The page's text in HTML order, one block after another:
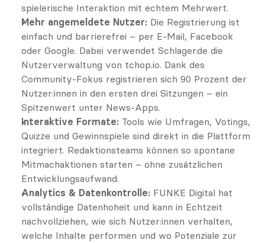
spielerische Interaktion mit echtem Mehrwert.
Mehr angemeldete Nutzer: Die Registrierung ist
einfach und barrierefrei – per E-Mail, Facebook
oder Google. Dabei verwendet Schlager.de die
Nutzerverwaltung von tchop.io. Dank des
Community-Fokus registrieren sich 90 Prozent der
Nutzer:innen in den ersten drei Sitzungen – ein
Spitzenwert unter News-Apps.
Interaktive Formate: Tools wie Umfragen, Votings,
Quizze und Gewinnspiele sind direkt in die Plattform
integriert. Redaktionsteams können so spontane
Mitmachaktionen starten – ohne zusätzlichen
Entwicklungsaufwand.
Analytics & Datenkontrolle: FUNKE Digital hat
vollständige Datenhoheit und kann in Echtzeit
nachvollziehen, wie sich Nutzer:innen verhalten,
welche Inhalte performen und wo Potenziale zur